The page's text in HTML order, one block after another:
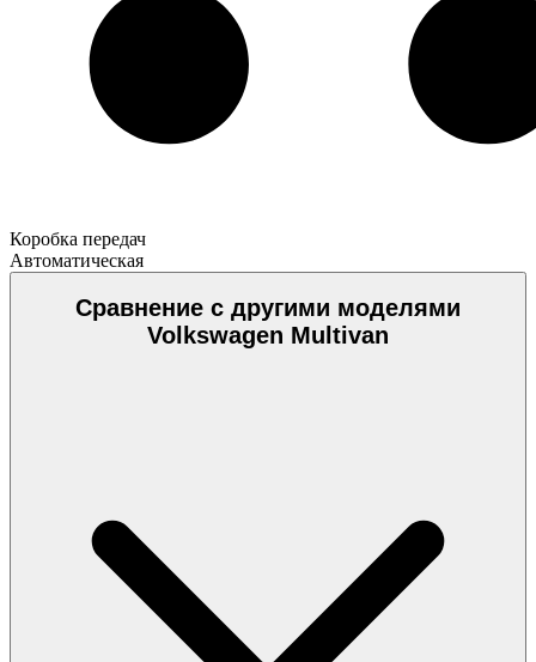
Коробка передач
Автоматическая
Сравнение с другими моделями
Volkswagen Multivan